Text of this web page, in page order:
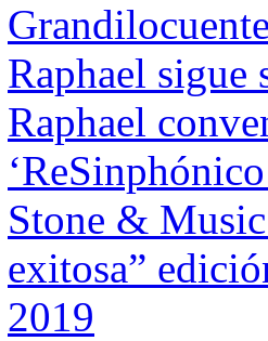
Raphael sigue
Raphael
Stone &
exitosa”
2019